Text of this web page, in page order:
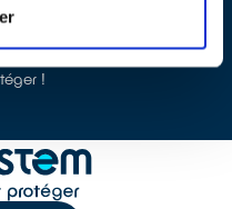
juste l'appareil dans le bac
d'ecosystem.
!